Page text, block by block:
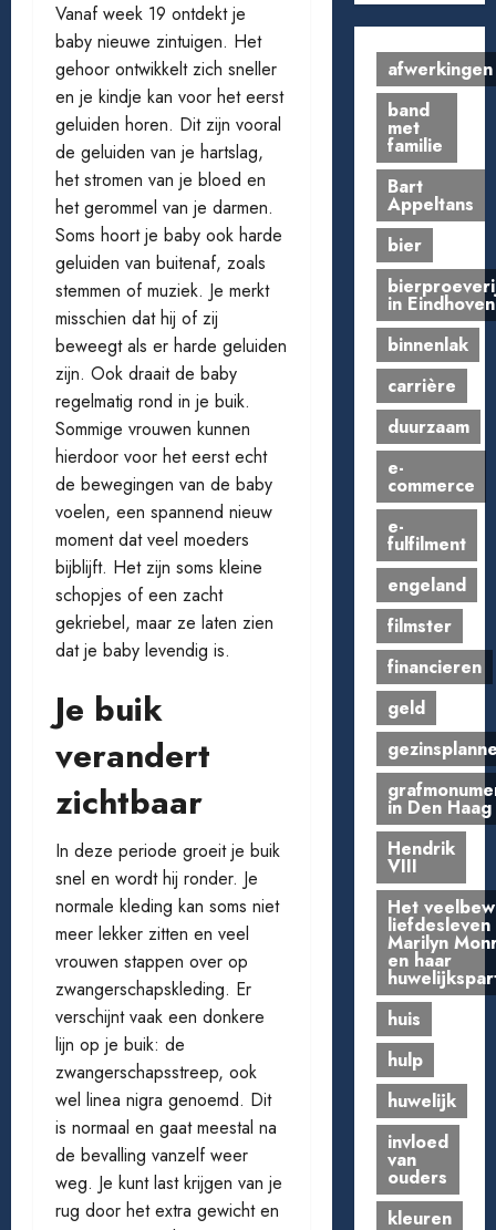
Vanaf week 19 ontdekt je
baby nieuwe zintuigen. Het
gehoor ontwikkelt zich sneller
en je kindje kan voor het eerst
geluiden horen. Dit zijn vooral
de geluiden van je hartslag,
het stromen van je bloed en
het gerommel van je darmen.
Soms hoort je baby ook harde
geluiden van buitenaf, zoals
stemmen of muziek. Je merkt
misschien dat hij of zij
beweegt als er harde geluiden
zijn. Ook draait de baby
regelmatig rond in je buik.
Sommige vrouwen kunnen
hierdoor voor het eerst echt
de bewegingen van de baby
voelen, een spannend nieuw
moment dat veel moeders
bijblijft. Het zijn soms kleine
schopjes of een zacht
gekriebel, maar ze laten zien
dat je baby levendig is.
Je buik
verandert
zichtbaar
In deze periode groeit je buik
snel en wordt hij ronder. Je
normale kleding kan soms niet
meer lekker zitten en veel
vrouwen stappen over op
zwangerschapskleding. Er
verschijnt vaak een donkere
lijn op je buik: de
zwangerschapsstreep, ook
wel linea nigra genoemd. Dit
is normaal en gaat meestal na
de bevalling vanzelf weer
weg. Je kunt last krijgen van je
rug door het extra gewicht en
afwerkingen
band
met
familie
Bart
Appeltans
bier
in Eindhoven
binnenlak
carrière
duurzaam
e-
commerce
e-
fulfilment
engeland
filmster
financieren
geld
in Den Haag
Hendrik
VIII
Het
liefdesleven
Marilyn
en haar
huis
hulp
huwelijk
invloed
van
ouders
kleuren